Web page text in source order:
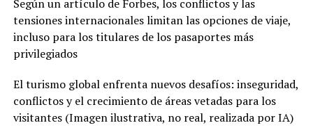
Según un artículo de Forbes, los conflictos y las
tensiones internacionales limitan las opciones de viaje,
incluso para los titulares de los pasaportes más
privilegiados
El turismo global enfrenta nuevos desafíos: inseguridad,
conflictos y el crecimiento de áreas vetadas para los
visitantes (Imagen ilustrativa, no real, realizada por IA)